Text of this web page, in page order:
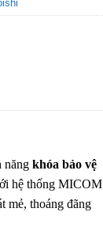
năng khóa bảo vệ
hệ thống MICOM
mẻ, thoáng đãng